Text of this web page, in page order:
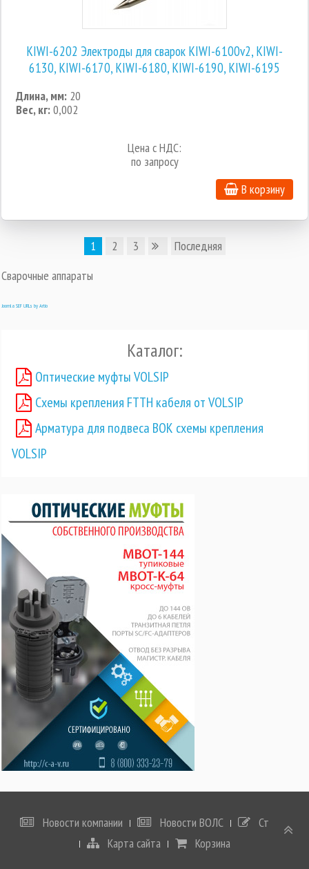
KIWI-6202 Электроды для сварок KIWI-6100v2, KIWI-
6130, KIWI-6170, KIWI-6180, KIWI-6190, KIWI-6195
Длина, мм: 20
Вес, кг:0,002
Цена с НДС:
по запросу
В корзину
1 2 3
Последняя
Сварочные аппараты
Joomla SEF URLs by Artio
Каталог:
Оптические муфты VOLSIP
Схемы крепления FTTH кабеля от VOLSIP
Арматура для подвеса ВОК схемы крепления
VOLSIP
Новости компании Новости ВОЛС
Статьи
Карта сайта
Корзина